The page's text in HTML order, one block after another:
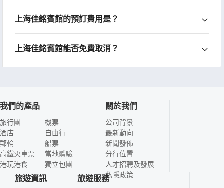
上海佳銘賓館的預訂費用是？
上海佳銘賓館能否免費取消？
我們的產品
旅行團
酒店
郵輪
高鐵火車票
港玩港食
機票
自由行
船票
當地體驗
獨立包團
關於我們
公司背景
最新動向
新聞發佈
分行位置
人才招聘及發展
私隱政策
旅遊資訊 旅遊服務